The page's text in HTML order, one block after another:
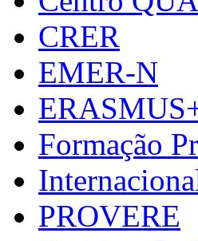
CRER
EMER-N
Formação
PROVERE